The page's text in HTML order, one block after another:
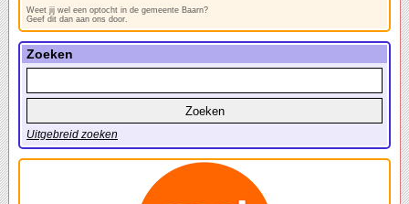
Weet jij wel een optocht in de gemeente Baarn?
Geef dit dan aan ons door.
Zoeken
Uitgebreid zoeken